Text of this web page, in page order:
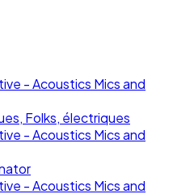
Folks, électriques